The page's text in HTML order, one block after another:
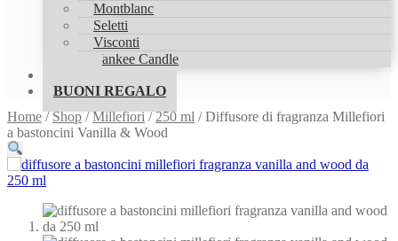
Montblanc
Seletti
Visconti
Yankee Candle
BUONI REGALO
Home/Shop/Millefiori/250 ml /Diffusore di fragranza Millefiori
a bastoncini Vanilla & Wood